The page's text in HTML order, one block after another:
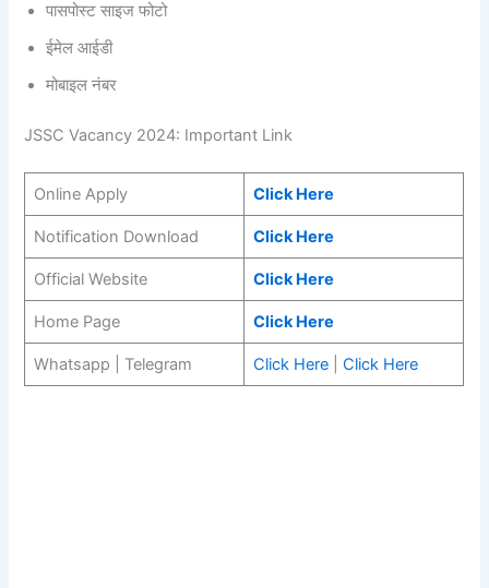
पासपोस्ट साइज फोटो
ईमेल आईडी
मोबाइल नंबर
JSSC Vacancy 2024: Important Link
Online Apply Click Here
Notification Download Click Here
Official Website Click Here
Home Page Click Here
Whatsapp | Telegram Click Here| Click Here